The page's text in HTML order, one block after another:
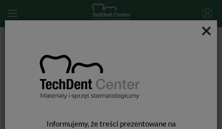
×
Informujemy, że treści prezentowane na
Elite HD+ Putty Soft Normal / 2 x 250ml